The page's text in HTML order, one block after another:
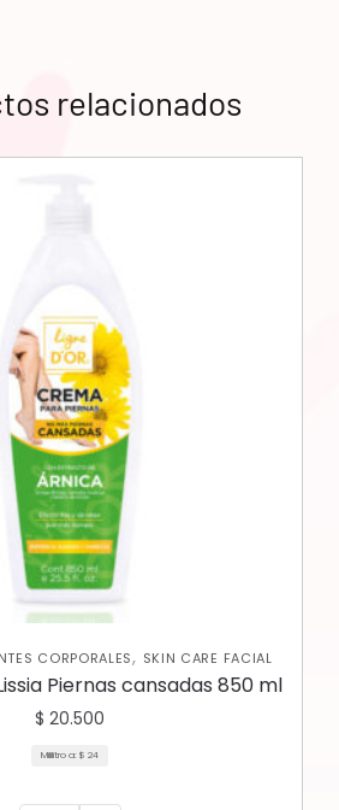
relacionados
CORPORALES, SKIN CARE FACIAL
Piernas cansadas 850 ml
$ 20.500
Mililitro a: $ 24